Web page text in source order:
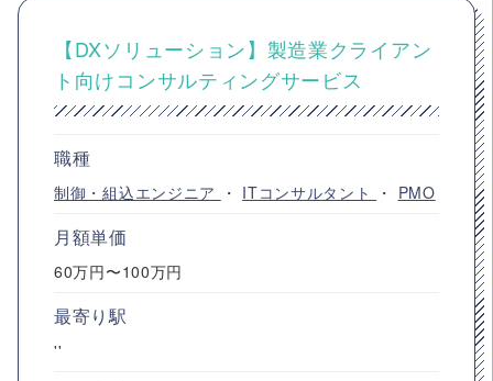
【DXソリューション】製造業クライアン
ト向けコンサルティングサービス
職種
制御・組込エンジニア ・ ITコンサルタント ・ PMO
月額単価
60万円〜100万円
最寄り駅
''